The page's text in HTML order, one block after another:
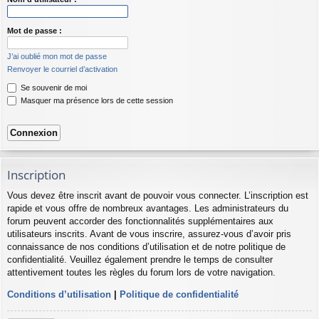
Mot de passe :
J’ai oublié mon mot de passe
Renvoyer le courriel d’activation
Se souvenir de moi
Masquer ma présence lors de cette session
Inscription
Vous devez être inscrit avant de pouvoir vous connecter. L’inscription est
rapide et vous offre de nombreux avantages. Les administrateurs du
forum peuvent accorder des fonctionnalités supplémentaires aux
utilisateurs inscrits. Avant de vous inscrire, assurez-vous d’avoir pris
connaissance de nos conditions d’utilisation et de notre politique de
confidentialité. Veuillez également prendre le temps de consulter
attentivement toutes les règles du forum lors de votre navigation.
Conditions d’utilisation | Politique de confidentialité